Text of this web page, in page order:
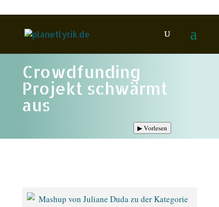
Crowdfunding
Projekt schwärmt
aus
▶Vorlesen